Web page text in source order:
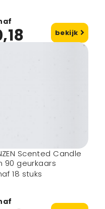
bekijk
Scented Candle
90 geurkaars
18 stuks